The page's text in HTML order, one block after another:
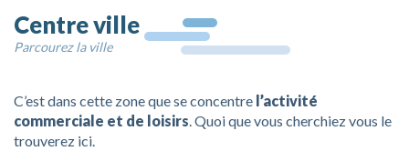
Centre ville
Parcourez la ville
C’est dans cette zone que se concentre l’activité
commerciale et de loisirs. Quoi que vous cherchiez vous le
trouverez ici.